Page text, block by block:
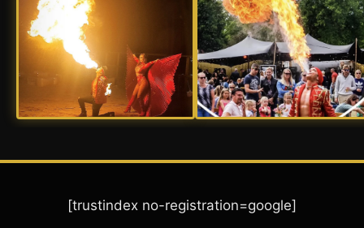
[trustindex no-registration=google]